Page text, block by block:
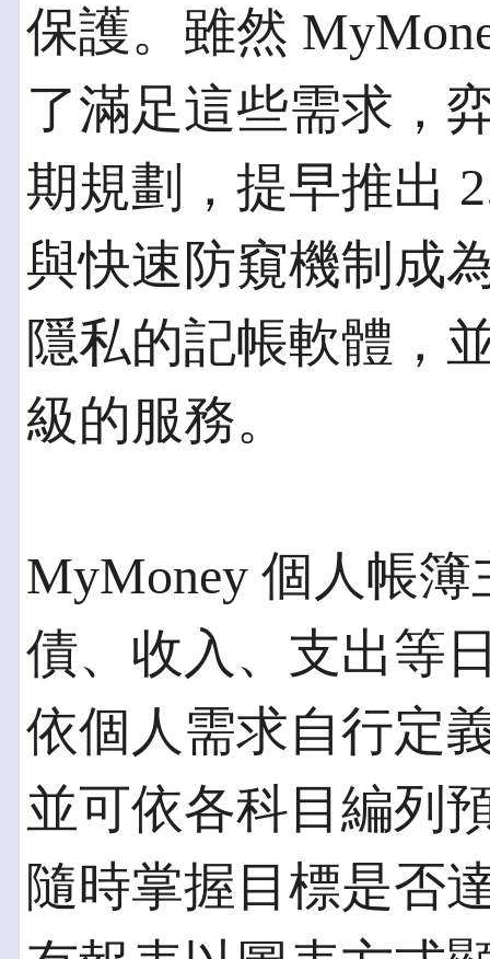
保護。雖然
了滿足這些需求，
期規劃，提早推出
與快速防窺機制成
隱私的記帳軟體，
級的服務。
MyMoney 個人帳
債、收入、支出等
依個人需求自行定
並可依各科目編列
隨時掌握目標是否